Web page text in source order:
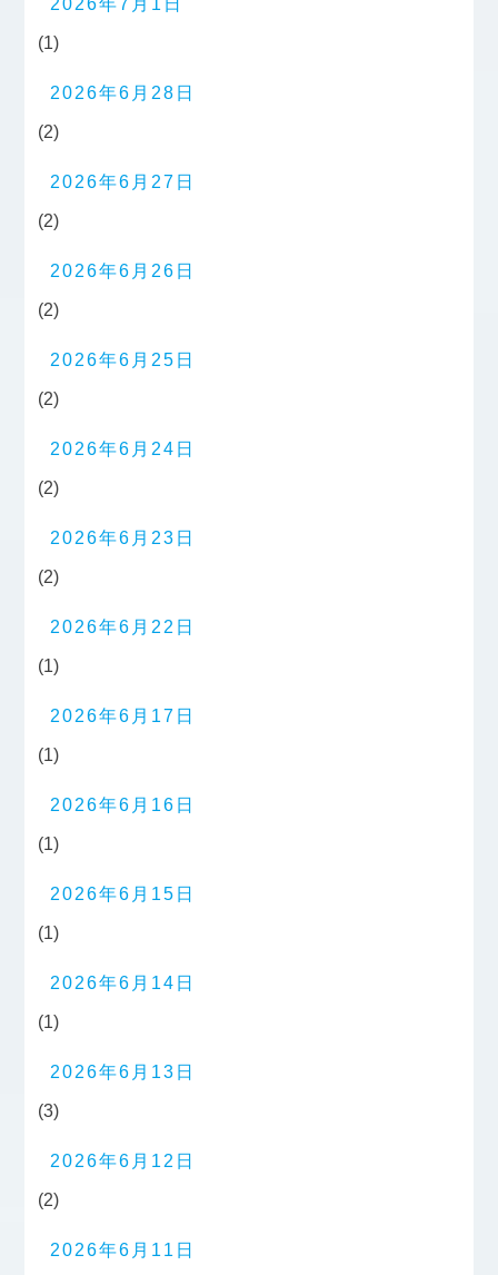
2026年7月1日
(1)
2026年6月28日
(2)
2026年6月27日
(2)
2026年6月26日
(2)
2026年6月25日
(2)
2026年6月24日
(2)
2026年6月23日
(2)
2026年6月22日
(1)
2026年6月17日
(1)
2026年6月16日
(1)
2026年6月15日
(1)
2026年6月14日
(1)
2026年6月13日
(3)
2026年6月12日
(2)
2026年6月11日